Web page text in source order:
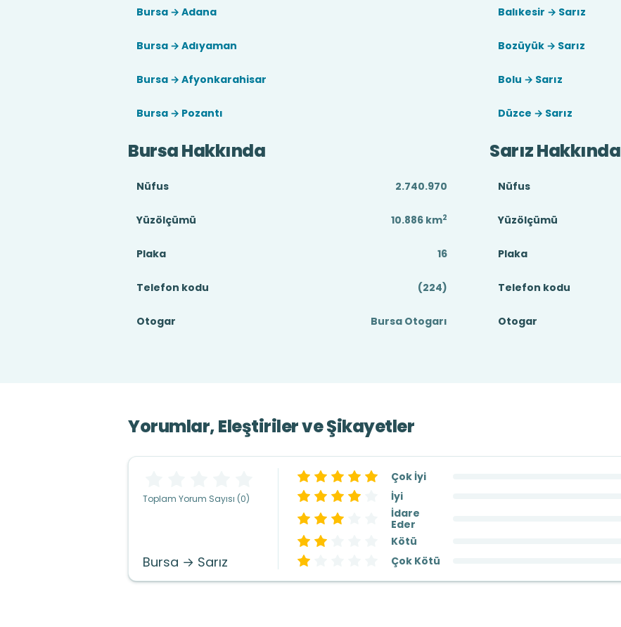
Bursa → Adana
Bursa → Adıyaman
Bursa → Afyonkarahisar
Bursa → Pozantı
Balıkesir → Sarız
Bozüyük → Sarız
Bolu → Sarız
Düzce → Sarız
Bursa Hakkında
Nüfus 2.740.970
Yüzölçümü 10.886 km2
Plaka 16
Telefon kodu (224)
Otogar Bursa Otogarı
Sarız Hakkında
Nüfus
Yüzölçümü
Plaka
Telefon kodu
Otogar
Yorumlar, Eleştiriler ve Şikayetler
Toplam Yorum Sayısı (0)
Bursa → Sarız
Çok İyi
İyi
İdare
Eder
Kötü
Çok Kötü